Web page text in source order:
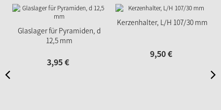
Glaslager für Pyramiden, d
12,5 mm
3,95€
Kerzenhalter, L/H 107/30 mm
9,50€